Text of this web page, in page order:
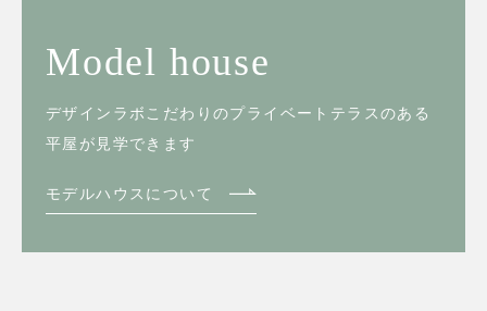
Model house
デザインラボこだわりのプライベートテラスのある
平屋が見学できます
モデルハウスについて